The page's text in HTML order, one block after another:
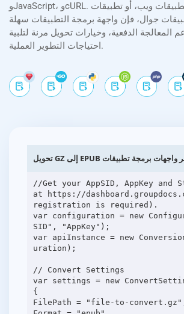
وJavaScript، وcURL. سواء كنت تُنشئ تطبيقات ويب، أو تطبيقات
جوال، فإن واجهة برمجة التطبيقات سهلة
المعالجة الدفعية، وخيارات تحويل مرنة لتلبية
احتياجات التطوير العملية.
//Get your AppSID, AppKey and
at https://
registration is required).
var configuration = new
SID", "AppKey");
var apiInstance = new
uration);
// Convert Settings
var settings = new
{
FilePath = "file-to-